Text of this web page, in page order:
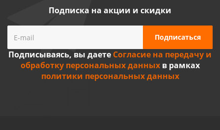
Подписка на акции и скидки
Подписываясь, вы даете Согласие на передачу и
обработку персональных данныхв рамках
политики персональных данных